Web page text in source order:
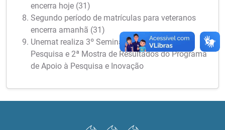
encerra hoje (31)
Segundo período de matrículas para veteranos
encerra amanhã (31)
Unemat realiza 3º Seminário Meio Termo de
Pesquisa e 2ª Mostra de Resultados do Programa
de Apoio à Pesquisa e Inovação